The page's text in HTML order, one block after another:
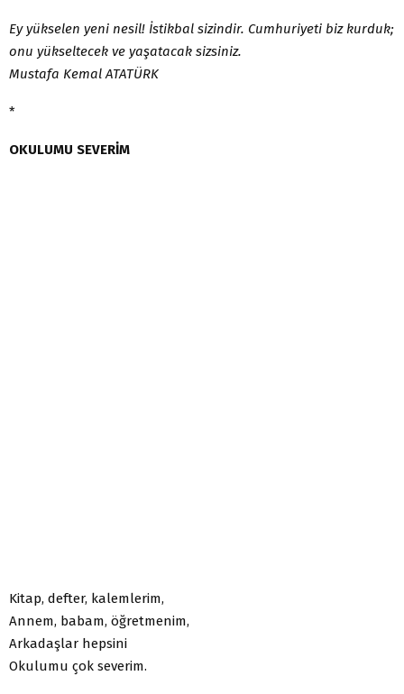
Ey yükselen yeni nesil! İstikbal sizindir. Cumhuriyeti biz kurduk;
onu yükseltecek ve yaşatacak sizsiniz.
Mustafa Kemal ATATÜRK
*
OKULUMU SEVERİM
Kitap, defter, kalemlerim,
Annem, babam, öğretmenim,
Arkadaşlar hepsini
Okulumu çok severim.